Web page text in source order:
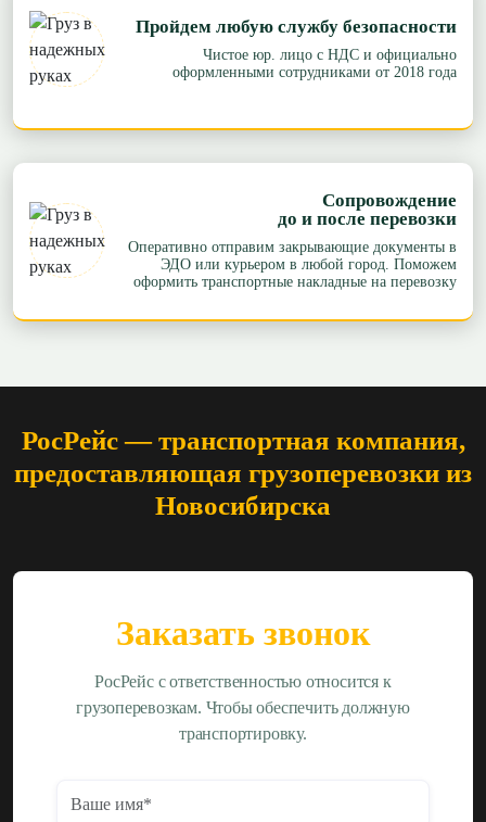
Пройдем любую службу безопасности
Чистое юр. лицо с НДС и официально
оформленными сотрудниками от 2018 года
Сопровождение
до и после перевозки
Оперативно отправим закрывающие документы в
ЭДО или курьером в любой город. Поможем
оформить транспортные накладные на перевозку
Заказать звонок
РосРейс с ответственностью относится к
грузоперевозкам. Чтобы обеспечить должную
транспортировку.
РосРейс — транспортная компания,
предоставляющая грузоперевозки из
Новосибирска